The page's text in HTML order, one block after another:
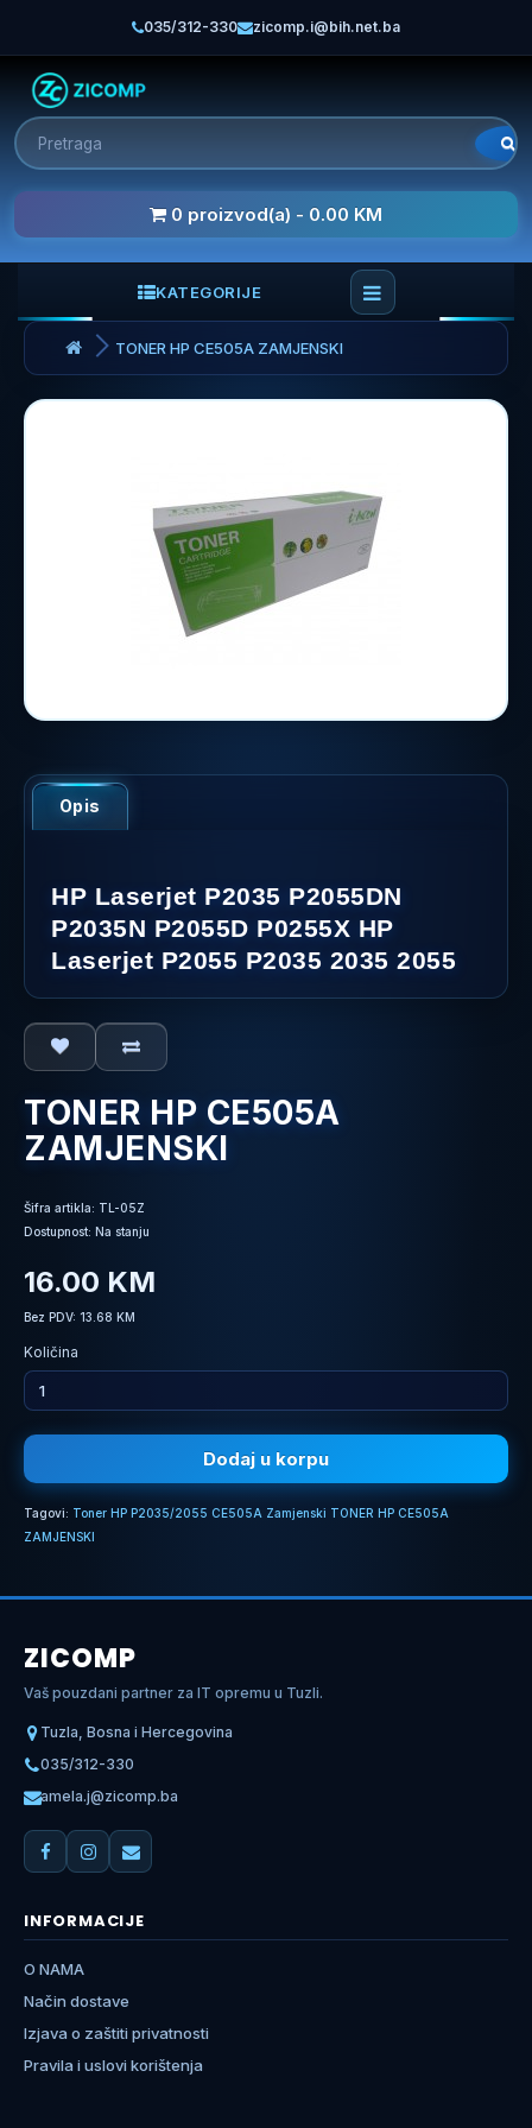
035/312-330 zicomp.i@bih.net.ba
0 proizvod(a) - 0.00 KM
KATEGORIJE
TONER HP CE505A ZAMJENSKI
Opis
HP Laserjet P2035 P2055DN
P2035N P2055D P0255X HP
Laserjet P2055 P2035 2035 2055
TONER HP CE505A
ZAMJENSKI
Šifra artikla: TL-05Z
Dostupnost: Na stanju
16.00 KM
Bez PDV: 13.68 KM
Količina
Dodaj u korpu
Tagovi: Toner HP P2035/2055 CE505A Zamjenski TONER HP CE505A
ZAMJENSKI
ZICOMP
Vaš pouzdani partner za IT opremu u Tuzli.
Tuzla, Bosna i Hercegovina
035/312-330
amela.j@zicomp.ba
INFORMACIJE
O NAMA
Način dostave
Izjava o zaštiti privatnosti
Pravila i uslovi korištenja